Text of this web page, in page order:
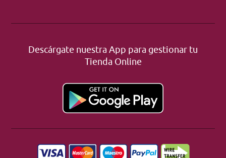
Descárgate nuestra App para gestionar tu
Tienda Online